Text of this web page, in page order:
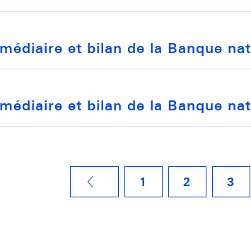
et bilan de la Banque
et bilan de la Banque
1 2 3